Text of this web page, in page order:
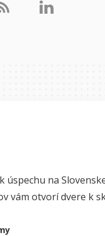
úspechu na
vám otvorí dvere k